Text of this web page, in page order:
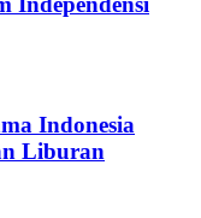
Indonesia
Liburan